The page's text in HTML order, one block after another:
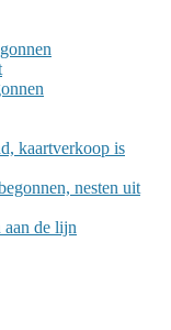
kaartverkoop is
nesten uit
aan de lijn